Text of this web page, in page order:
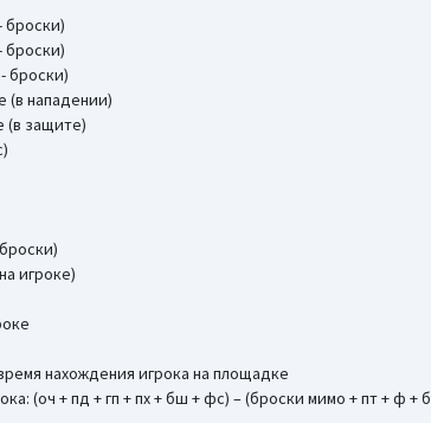
броски)
броски)
броски)
(в нападении)
(в защите)
игроке)
нахождения игрока на площадке
(оч + пд + гп + пх + бш + фс) – (броски мимо + пт + ф +